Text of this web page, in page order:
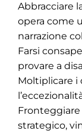
Abbracciare
opera come
narrazione
Farsi
provare a
Moltiplicare i
strategico,